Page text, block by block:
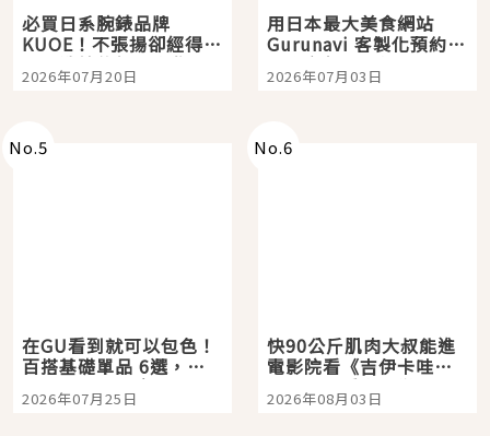
必買日系腕錶品牌
KUOE！不張揚卻經得起
時間洗鍊的經典之作五
選
2026年07月20日
用日本最大美食網站
Gurunavi 客製化預約九
大都市餐廳，打造專屬
美食體驗！
2026年07月03日
No.5
在GU看到就可以包色！
百搭基礎單品 6選，閉
眼全收也不心疼
2026年07月25日
No.6
快90公斤肌肉大叔能進
電影院看《吉伊卡哇》
嗎？日本重金屬樂團
「打首」會長與nagano
2026年08月03日